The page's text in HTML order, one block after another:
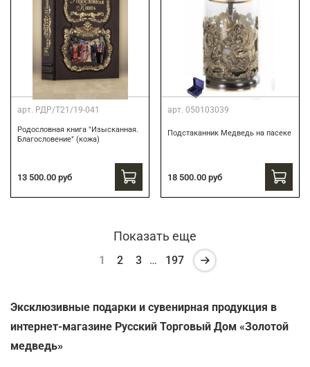
арт. РДР/Т21/19-041
Родословная книга "Изысканная.
Благословение" (кожа)
13 500.00 руб
арт. 050103039
Подстаканник Медведь на пасеке
18 500.00 руб
Показать еще
1 2 3 … 197
Эксклюзивные подарки и сувенирная продукция в
интернет-магазине Русский Торговый Дом «Золотой
медведь»